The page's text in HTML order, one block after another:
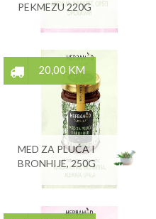
PEKMEZU 220G
20,00 KM
MED ZA PLUĆA I
BRONHIJE, 250G